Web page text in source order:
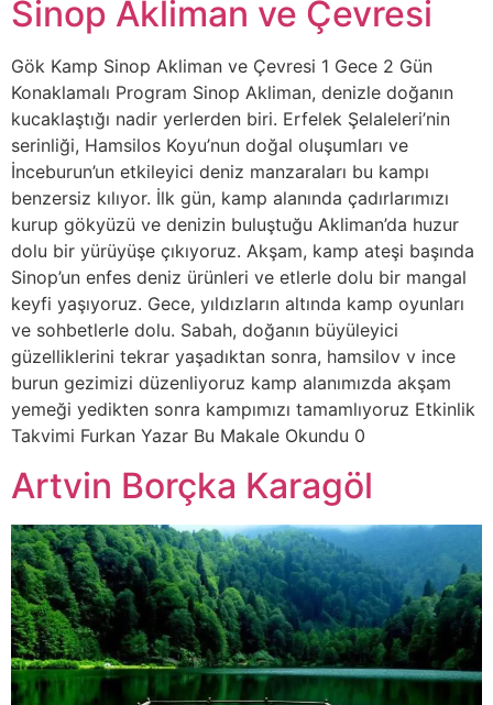
Sinop Akliman ve Çevresi
Gök Kamp Sinop Akliman ve Çevresi 1 Gece 2 Gün
Konaklamalı Program Sinop Akliman, denizle doğanın
kucaklaştığı nadir yerlerden biri. Erfelek Şelaleleri’nin
serinliği, Hamsilos Koyu’nun doğal oluşumları ve
İnceburun’un etkileyici deniz manzaraları bu kampı
benzersiz kılıyor. İlk gün, kamp alanında çadırlarımızı
kurup gökyüzü ve denizin buluştuğu Akliman’da huzur
dolu bir yürüyüşe çıkıyoruz. Akşam, kamp ateşi başında
Sinop’un enfes deniz ürünleri ve etlerle dolu bir mangal
keyfi yaşıyoruz. Gece, yıldızların altında kamp oyunları
ve sohbetlerle dolu. Sabah, doğanın büyüleyici
güzelliklerini tekrar yaşadıktan sonra, hamsilov v ince
burun gezimizi düzenliyoruz kamp alanımızda akşam
yemeği yedikten sonra kampımızı tamamlıyoruz Etkinlik
Takvimi Furkan Yazar Bu Makale Okundu 0
Artvin Borçka Karagöl